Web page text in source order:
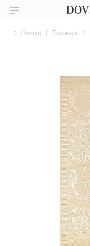
Назад | Главная /